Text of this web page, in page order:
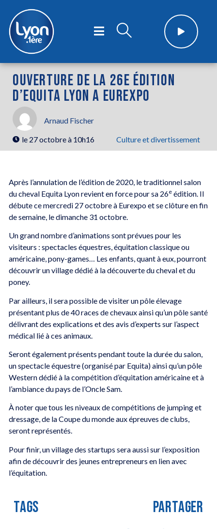
OUVERTURE DE LA 26E ÉDITION
D’EQUITA LYON A EUREXPO
Arnaud Fischer
le 27 octobre à 10h16 Culture et divertissement
Après l’annulation de l’édition de 2020, le traditionnel salon
du cheval Equita Lyon revient en force pour sa 26eédition. Il
débute ce mercredi 27 octobre à Eurexpo et se clôture en fin
de semaine, le dimanche 31 octobre.
Un grand nombre d’animations sont prévues pour les
visiteurs : spectacles équestres, équitation classique ou
américaine, pony-games… Les enfants, quant à eux, pourront
découvrir un village dédié à la découverte du cheval et du
poney.
Par ailleurs, il sera possible de visiter un pôle élevage
présentant plus de 40 races de chevaux ainsi qu’un pôle santé
délivrant des explications et des avis d’experts sur l’aspect
médical lié à ces animaux.
Seront également présents pendant toute la durée du salon,
un spectacle équestre (organisé par Equita) ainsi qu’un pôle
Western dédié à la compétition d’équitation américaine et à
l’ambiance du pays de l’Oncle Sam.
À noter que tous les niveaux de compétitions de jumping et
dressage, de la Coupe du monde aux épreuves de clubs,
seront représentés.
Pour finir, un village des startups sera aussi sur l’exposition
afin de découvrir des jeunes entrepreneurs en lien avec
l’équitation.
TAGS PARTAGER